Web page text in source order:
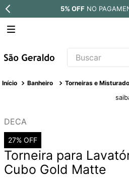
5% OFF NO
Buscar
Banheiro Torneiras e
DECA
27% OFF
Torneira para
Cubo Gold Matte
TERMOS MAIS BUSCADOS
4º
atlas
5 º
red gold